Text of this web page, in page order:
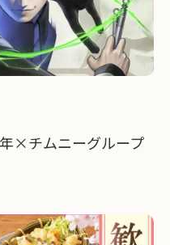
×チムニーグループ